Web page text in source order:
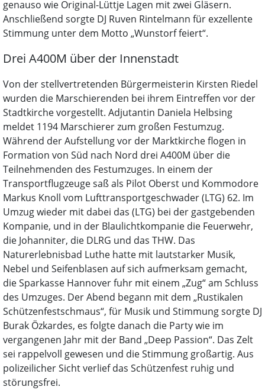
genauso wie Original-Lüttje Lagen mit zwei Gläsern.
Anschließend sorgte DJ Ruven Rintelmann für exzellente
Stimmung unter dem Motto „Wunstorf feiert“.
Drei A400M über der Innenstadt
Von der stellvertretenden Bürgermeisterin Kirsten Riedel
wurden die Marschierenden bei ihrem Eintreffen vor der
Stadtkirche vorgestellt. Adjutantin Daniela Helbsing
meldet 1194 Marschierer zum großen Festumzug.
Während der Aufstellung vor der Marktkirche flogen in
Formation von Süd nach Nord drei A400M über die
Teilnehmenden des Festumzuges. In einem der
Transportflugzeuge saß als Pilot Oberst und Kommodore
Markus Knoll vom Lufttransportgeschwader (LTG) 62. Im
Umzug wieder mit dabei das (LTG) bei der gastgebenden
Kompanie, und in der Blaulichtkompanie die Feuerwehr,
die Johanniter, die DLRG und das THW. Das
Naturerlebnisbad Luthe hatte mit lautstarker Musik,
Nebel und Seifenblasen auf sich aufmerksam gemacht,
die Sparkasse Hannover fuhr mit einem „Zug“ am Schluss
des Umzuges. Der Abend begann mit dem „Rustikalen
Schützenfestschmaus“, für Musik und Stimmung sorgte DJ
Burak Özkardes, es folgte danach die Party wie im
vergangenen Jahr mit der Band „Deep Passion“. Das Zelt
sei rappelvoll gewesen und die Stimmung großartig. Aus
polizeilicher Sicht verlief das Schützenfest ruhig und
störungsfrei.